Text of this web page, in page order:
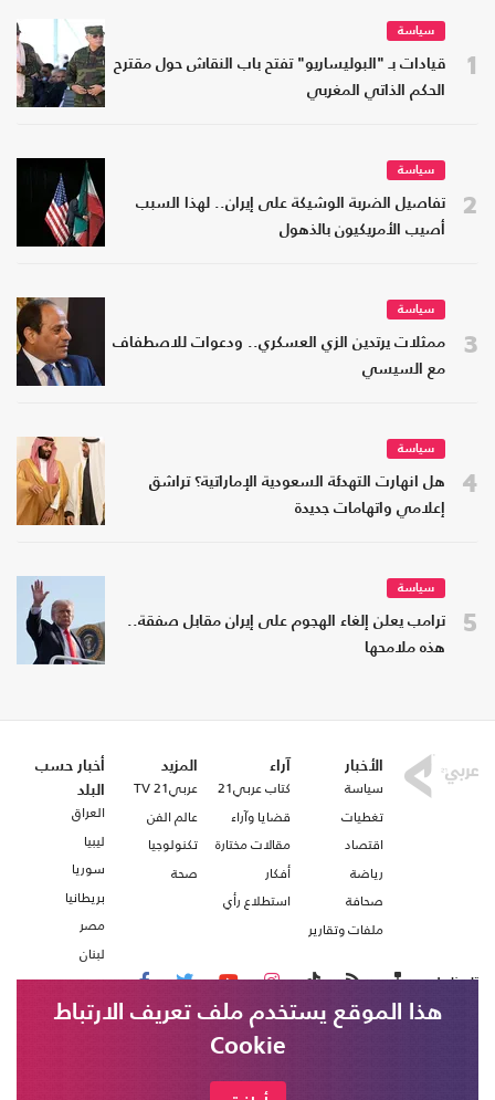
1
سياسة
قيادات بـ "البوليساريو" تفتح باب النقاش حول مقترح
الحكم الذاتي المغربي
2
سياسة
تفاصيل الضربة الوشيكة على إيران.. لهذا السبب
أصيب الأمريكيون بالذهول
3
سياسة
ممثلات يرتدين الزي العسكري.. ودعوات للاصطفاف
مع السيسي
4
سياسة
هل انهارت التهدئة السعودية الإماراتية؟ تراشق
إعلامي واتهامات جديدة
5
سياسة
ترامب يعلن إلغاء الهجوم على إيران مقابل صفقة..
هذه ملامحها
الأخبار
سياسة
تغطيات
اقتصاد
رياضة
صحافة
ملفات وتقارير
آراء
كتاب عربي21
قضايا وآراء
مقالات مختارة
أفكار
استطلاع رأي
المزيد
عربي21 TV
عالم الفن
تكنولوجيا
صحة
أخبار حسب
البلد
العراق
ليبيا
سوريا
بريطانيا
مصر
لبنان
تابعنا على
هذا الموقع يستخدم ملف تعريف الارتباط
Cookie